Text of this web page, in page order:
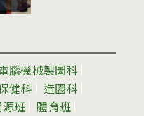
腦機械製圖科
健科
造園科
班 體育班